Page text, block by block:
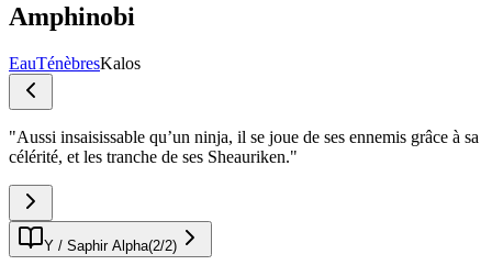
Amphinobi
EauTénèbresKalos
"Aussi insaisissable qu’un ninja, il se joue de ses ennemis grâce à sa
célérité, et les tranche de ses Sheauriken."
Y / Saphir Alpha(2/2)